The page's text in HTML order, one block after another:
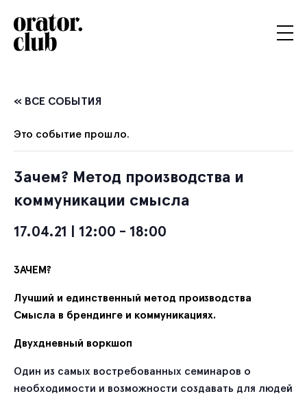
« ВСЕ СОБЫТИЯ
Это событие прошло.
Зачем? Метод производства и
коммуникации смысла
17.04.21 | 12:00 - 18:00
ЗАЧЕМ?
Лучший и единственный метод производства
Смысла в брендинге и коммуникациях.
Двухдневный воркшоп
Один из самых востребованных семинаров о
необходимости и возможности создавать для людей